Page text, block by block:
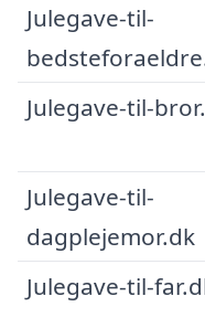
Julegave-til-
Julegave-til-
Julegave-til-
dagplejemor.dk
Julegave-til-